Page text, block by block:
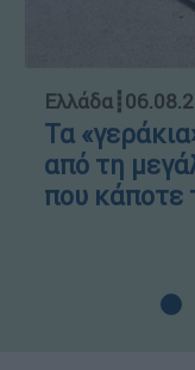
Ελλάδα┋
Τα
από τη
που κάποτε